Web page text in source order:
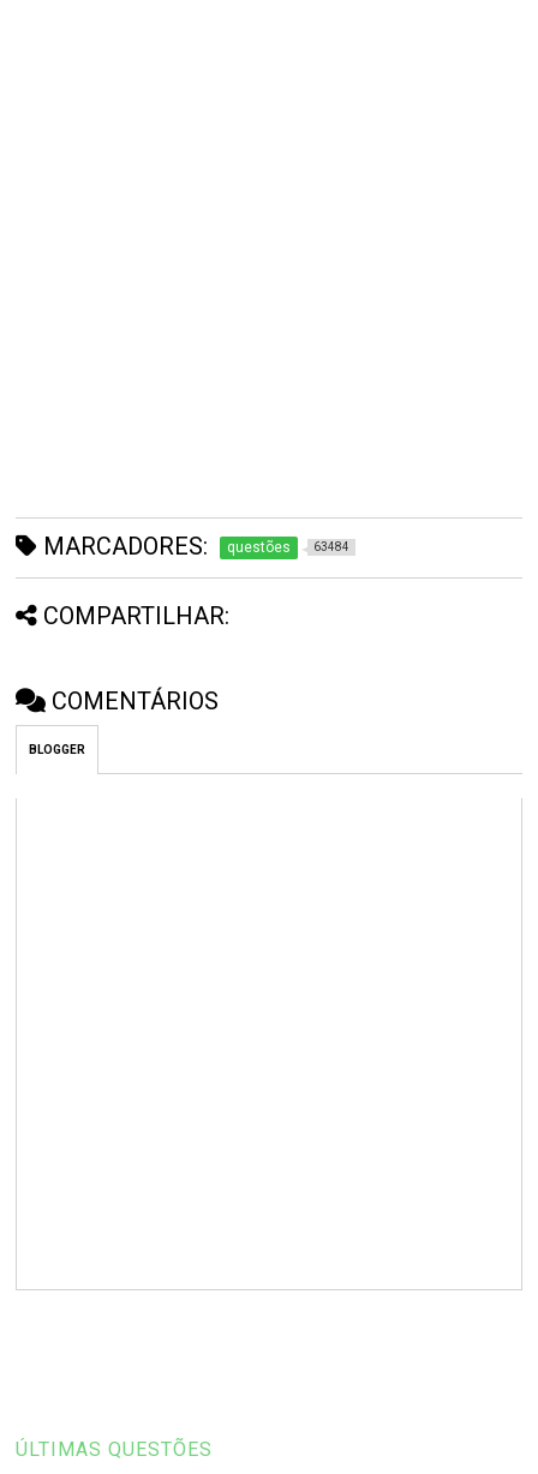
MARCADORES: questões 63484
COMPARTILHAR:
COMENTÁRIOS
BLOGGER
ÚLTIMAS QUESTÕES